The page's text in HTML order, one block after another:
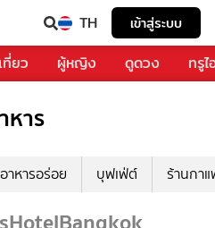
TH เข้าสู่ระบบ
ที่ยว ผู้หญิง ดูดวง ทรู
หาร
าหารอร่อย บุฟเฟ่ต์ ร้านกา